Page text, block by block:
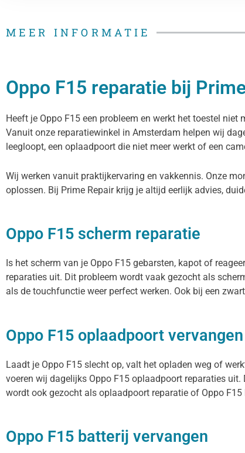
MEER INFORMATIE
Oppo F15 reparatie bij
Heeft je Oppo F15 een probleem en werkt het toestel
Vanuit onze reparatiewinkel in Amsterdam helpen wij
leegloopt, een oplaadpoort die niet meer werkt of een
Wij werken vanuit praktijkervaring en vakkennis. Onze
oplossen. Bij Prime Repair krijg je altijd eerlijk advies,
Oppo F15 scherm reparatie
Is het scherm van je Oppo F15 gebarsten, kapot of
reparaties uit. Dit probleem wordt vaak gezocht als
als de touchfunctie weer perfect werken. Ook bij een
Oppo F15 oplaadpoort
Laadt je Oppo F15 slecht op, valt het opladen weg of
voeren wij dagelijks Oppo F15 oplaadpoort reparaties
wordt ook gezocht als oplaadpoort reparatie of Oppo F15
Oppo F15 batterij vervangen